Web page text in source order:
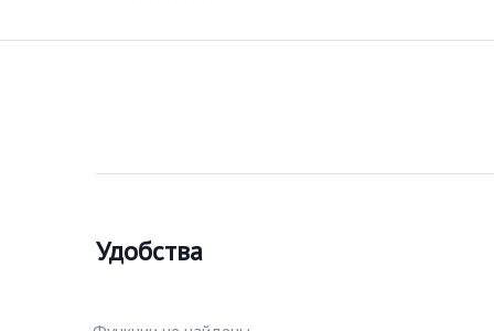
Удобства